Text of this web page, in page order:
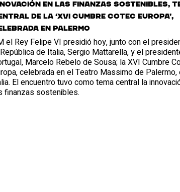
en las finanzas sostenibles,
de la ‘XVI Cumbre Cotec Europa’,
en Palermo
el Rey Felipe VI presidió hoy, junto con el
de Italia, Sergio Mattarella, y el
Marcelo Rebelo de Sousa; la XVI Cumbre
celebrada en el Teatro Massimo de Palermo,
El encuentro tuvo como tema central la
finanzas sostenibles.